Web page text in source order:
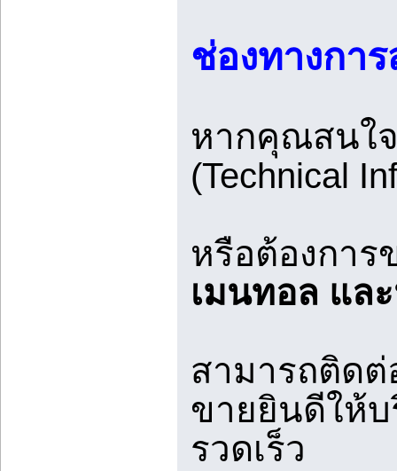
ช่องทางกา
หากคุณสนใ
(Technical
หรือต้องกา
เมนทอล แล
สามารถติดต่
ขายยินดีให้
รวดเร็ว